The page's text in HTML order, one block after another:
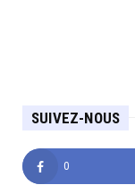
SUIVEZ-NOUS
0